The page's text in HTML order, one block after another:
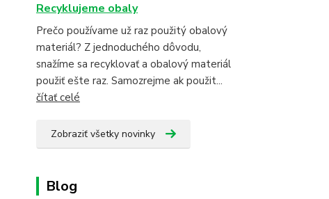
Recyklujeme obaly
Prečo používame už raz použitý obalový
materiál? Z jednoduchého dôvodu,
snažíme sa recyklovať a obalový materiál
použiť ešte raz. Samozrejme ak použit...
čítať celé
Zobraziť všetky novinky
Blog